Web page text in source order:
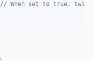
// When set to true, twig
.